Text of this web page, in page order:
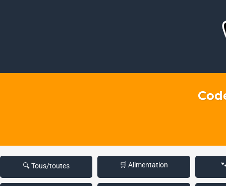
🔍 Tous/toutes 🛒 Alimentation